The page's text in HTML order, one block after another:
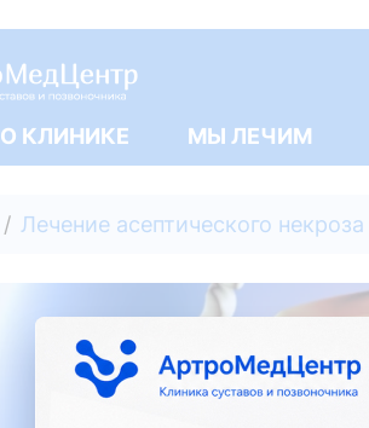
О КЛИНИКЕ МЫ ЛЕЧИМ
Лечение асептического некроза